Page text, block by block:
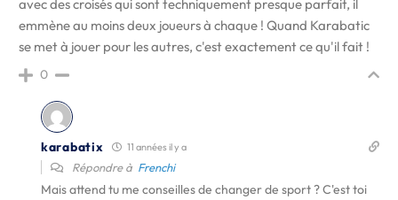
avec des croisés qui sont techniquement presque parfait, il
emmène au moins deux joueurs à chaque ! Quand Karabatic
se met à jouer pour les autres, c'est exactement ce qu'il fait !
0
karabatix 11 années il y a
Répondre à Frenchi
Mais attend tu me conseilles de changer de sport ? C'est toi